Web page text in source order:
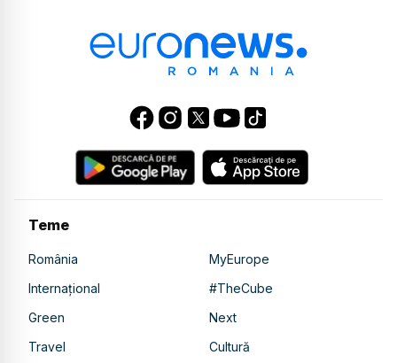
Teme
România
MyEurope
Internațional
#TheCube
Green
Next
Travel
Cultură